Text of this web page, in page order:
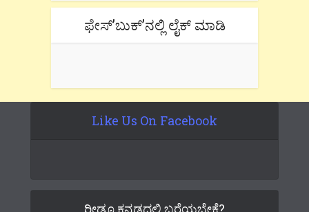
ಫೇಸ್’ಬುಕ್’ನಲ್ಲಿ ಲೈಕ್ ಮಾಡಿ
Like Us On Facebook
ರೀಡೂ ಕನ್ನಡದಲ್ಲಿ ಬರೆಯಬೇಕೆ?